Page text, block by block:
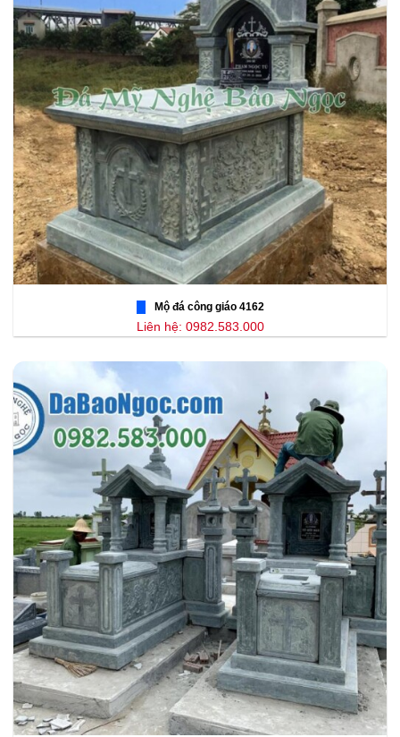
Mộ đá công giáo 4162
Liên hệ: 0982.583.000